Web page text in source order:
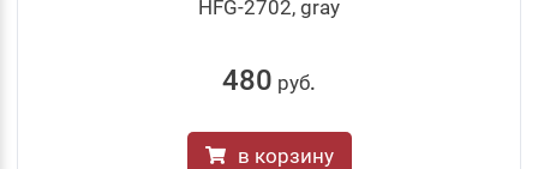
HFG-2702, gray
480 руб.
в корзину